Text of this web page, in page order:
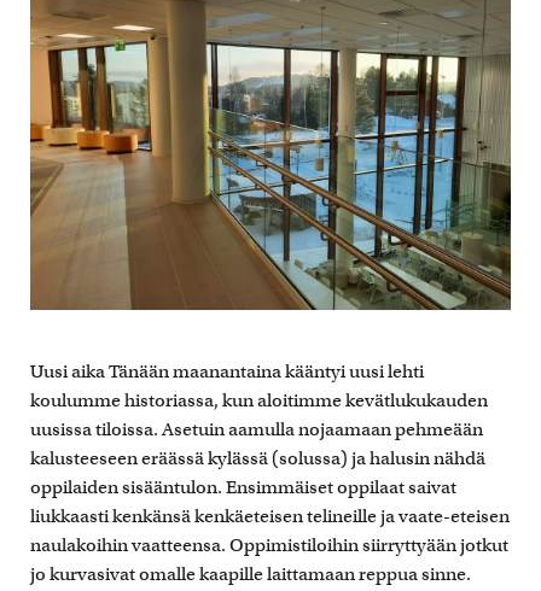
Uusi aika Tänään maanantaina kääntyi uusi lehti
koulumme historiassa, kun aloitimme kevätlukukauden
uusissa tiloissa. Asetuin aamulla nojaamaan pehmeään
kalusteeseen eräässä kylässä (solussa) ja halusin nähdä
oppilaiden sisääntulon. Ensimmäiset oppilaat saivat
liukkaasti kenkänsä kenkäeteisen telineille ja vaate-eteisen
naulakoihin vaatteensa. Oppimistiloihin siirryttyään jotkut
jo kurvasivat omalle kaapille laittamaan reppua sinne.